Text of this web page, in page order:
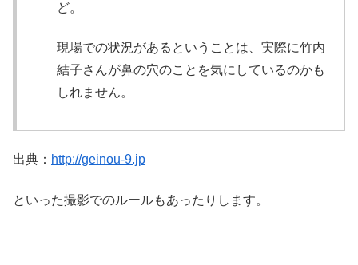
ど。
現場での状況があるということは、実際に竹内
結子さんが鼻の穴のことを気にしているのかも
しれません。
出典： http://geinou-9.jp
といった撮影でのルールもあったりします。